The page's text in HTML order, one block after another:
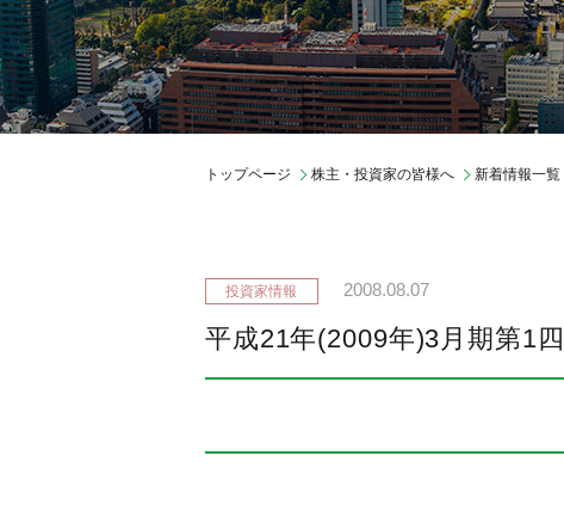
ガバナンス レ
会社概要
中期経営計画 IR
期間従業員採用 制
トップページ 株主・投資家の皆様へ 新着情報一覧
2008.08.07
平成21年(2009年)3月期第1